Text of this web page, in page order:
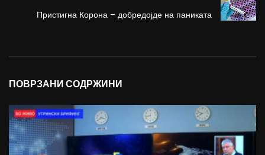
Пристигна Корона – добредојде на паниката
ПОВРЗАНИ СОДРЖИНИ